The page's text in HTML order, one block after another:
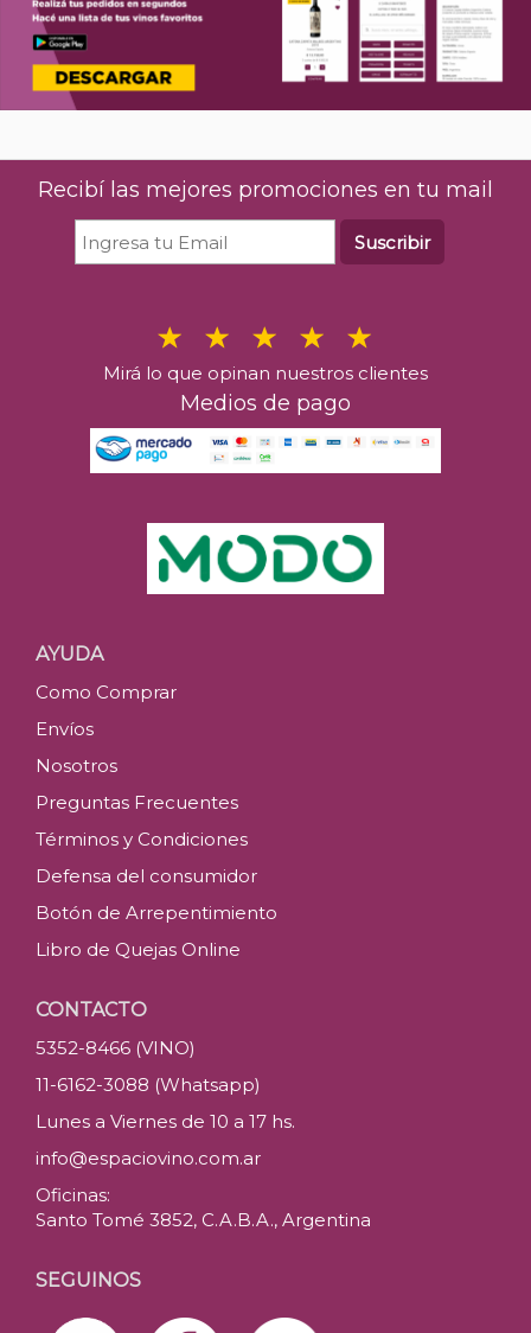
Recibí las mejores promociones en tu mail
Suscribir
Mirá lo que opinan nuestros clientes
Medios de pago
AYUDA
Como Comprar
Envíos
Nosotros
Preguntas Frecuentes
Términos y Condiciones
Defensa del consumidor
Botón de Arrepentimiento
Libro de Quejas Online
CONTACTO
5352-8466 (VINO)
11-6162-3088 (Whatsapp)
Lunes a Viernes de 10 a 17 hs.
info@espaciovino.com.ar
Oficinas:
Santo Tomé 3852, C.A.B.A., Argentina
SEGUINOS